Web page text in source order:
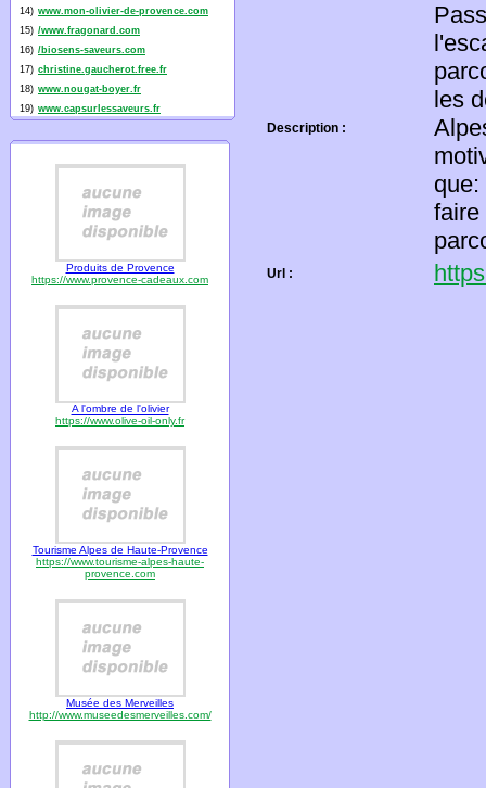
14) www.mon-olivier-de-provence.com
15) /www.fragonard.com
16) /biosens-saveurs.com
17) christine.gaucherot.free.fr
18) www.nougat-boyer.fr
19) www.capsurlessaveurs.fr
Produits de Provence
https://www.provence-cadeaux.com
A l'ombre de l'olivier
https://www.olive-oil-only.fr
Tourisme Alpes de Haute-Provence
https://www.tourisme-alpes-haute-
provence.com
Musée des Merveilles
http://www.museedesmerveilles.com/
Description :
les
faire
Url :